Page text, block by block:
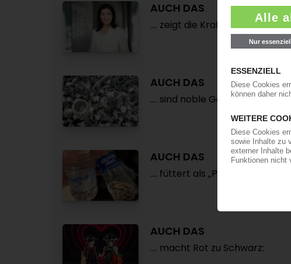
AUCH DAS
.... zeigt die Kraft der Worte:
AUCH DAS
.... sind noble Gesten in
AUCH DAS
.... füttert als „Pardon“ in
AUCH DAS
.... macht Rot zu Schwarz: